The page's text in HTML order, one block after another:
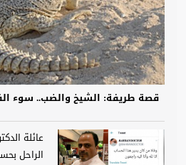
قصة طريفة: الشيخ والضب.. سوء
عائلة
الراحل